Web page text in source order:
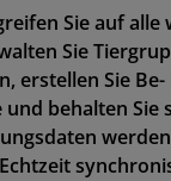
Sie auf alle
Sie
erstellen Sie Be-
behalten Sie